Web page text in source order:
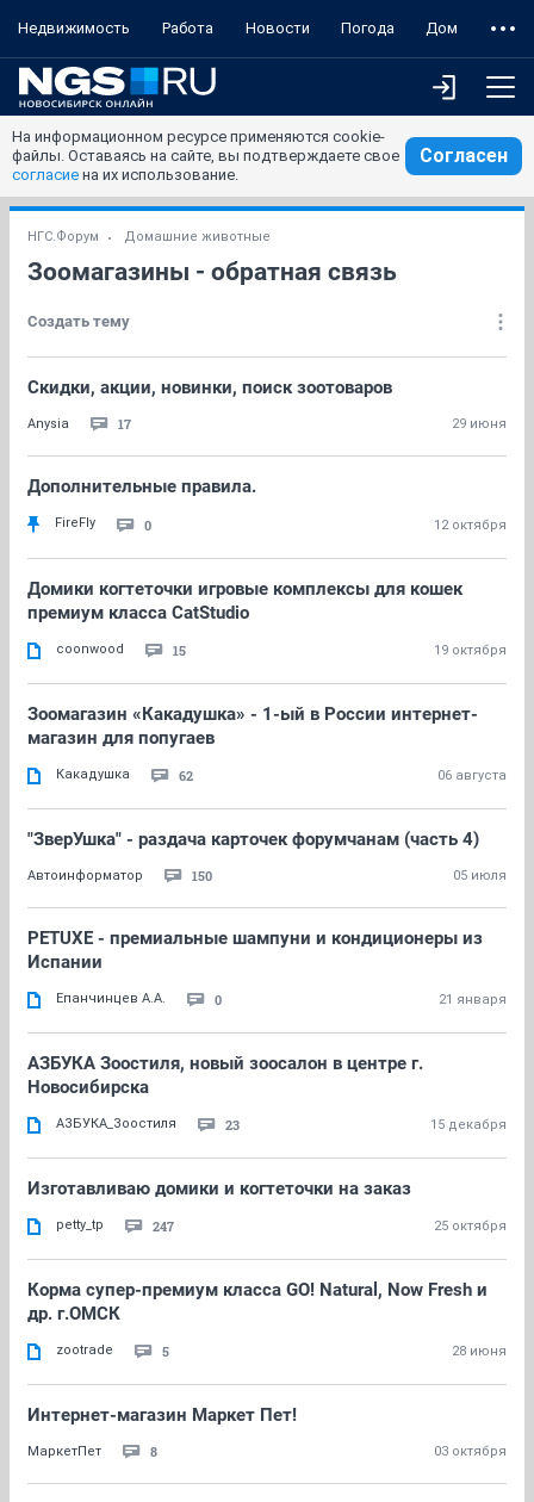
Недвижимость Работа Новости Погода Дом
На информационном ресурсе применяются cookie-
файлы. Оставаясь на сайте, вы подтверждаете свое
согласие на их использование.
Согласен
НГС.Форум Домашние животные
Зоомагазины - обратная связь
Создать тему
Скидки, акции, новинки, поиск зоотоваров
Anysia 17 29 июня
Дополнительные правила.
FireFly 0 12 октября
Домики когтеточки игровые комплексы для кошек
премиум класса CatStudio
coonwood 15 19 октября
Зоомагазин «Какадушка» - 1-ый в России интернет-
магазин для попугаев
Какадушка 62 06 августа
"ЗверУшка" - раздача карточек форумчанам (часть 4)
Автоинформатор 150 05 июля
PETUXE - премиальные шампуни и кондиционеры из
Испании
Епанчинцев А.А. 0 21 января
АЗБУКА Зоостиля, новый зоосалон в центре г.
Новосибирска
АЗБУКА_Зоостиля 23 15 декабря
Изготавливаю домики и когтеточки на заказ
petty_tp 247 25 октября
Корма супер-премиум класса GO! Natural, Now Fresh и
др. г.ОМСК
zootrade 5 28 июня
Интернет-магазин Маркет Пет!
МаркетПет 8 03 октября